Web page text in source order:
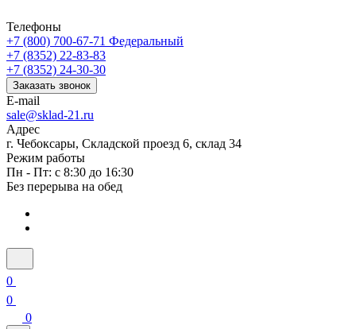
Телефоны
+7 (800) 700-67-71 Федеральный
+7 (8352) 22-83-83
+7 (8352) 24-30-30
Заказать звонок
E-mail
sale@sklad-21.ru
Адрес
г. Чебоксары, Складской проезд 6, склад 34
Режим работы
Пн - Пт: с 8:30 до 16:30
Без перерыва на обед
0
0
0